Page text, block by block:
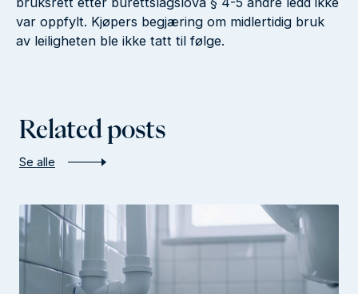
var oppfylt. Kjøpers begjæring om midlertidig bruk
av leiligheten ble ikke tatt til følge.
Related posts
Se alle